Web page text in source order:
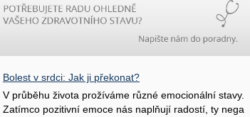
Bolest v srdci: Jak ji překonat?
V průběhu života prožíváme různé emocionální stavy.
Zatímco pozitivní emoce nás naplňují radostí, ty nega